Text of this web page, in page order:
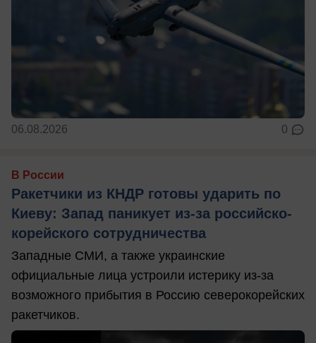
06.08.2026 0
В России
Ракетчики из КНДР готовы ударить по
Киеву: Запад паникует из-за российско-
корейского сотрудничества
Западные СМИ, а также украинские
официальные лица устроили истерику из-за
возможного прибытия в Россию северокорейских
ракетчиков.